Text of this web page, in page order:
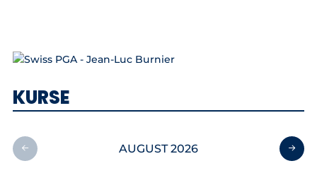
KURSE
AUGUST 2026